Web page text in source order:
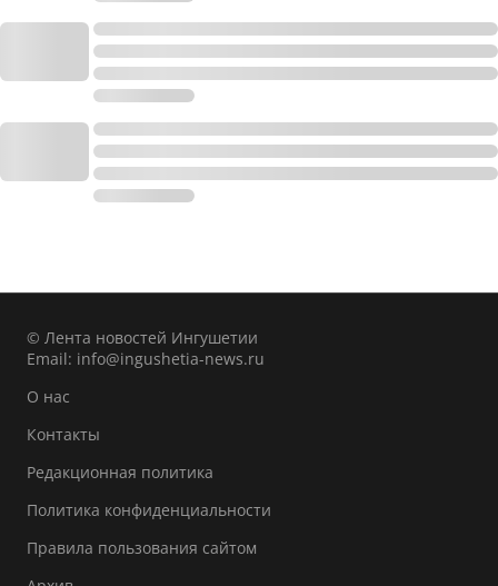
© Лента новостей Ингушетии
Email: info@ingushetia-news.ru
О нас
Контакты
Редакционная политика
Политика конфиденциальности
Правила пользования сайтом